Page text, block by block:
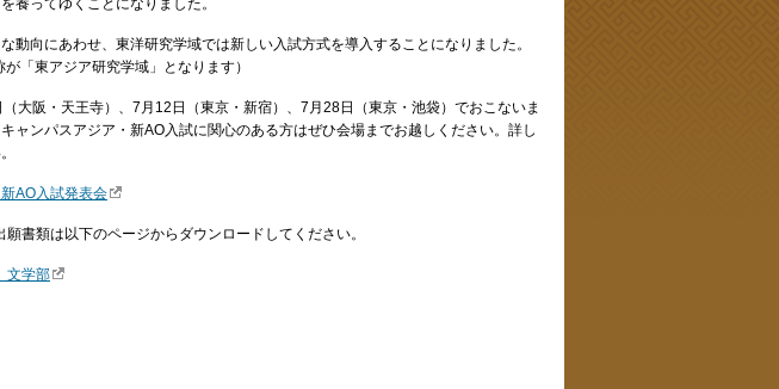
養ってゆくことになりました。
動向にあわせ、東洋研究学域では新しい入試方式を導入することになりました。
「東アジア研究学域」となります）
大阪・天王寺）、7月12日（東京・新宿）、7月28日（東京・池袋）でおこないま
ャンパスアジア・新AO入試に関心のある方はぜひ会場までお越しください。詳し
AO入試発表会
書類は以下のページからダウンロードしてください。
文学部